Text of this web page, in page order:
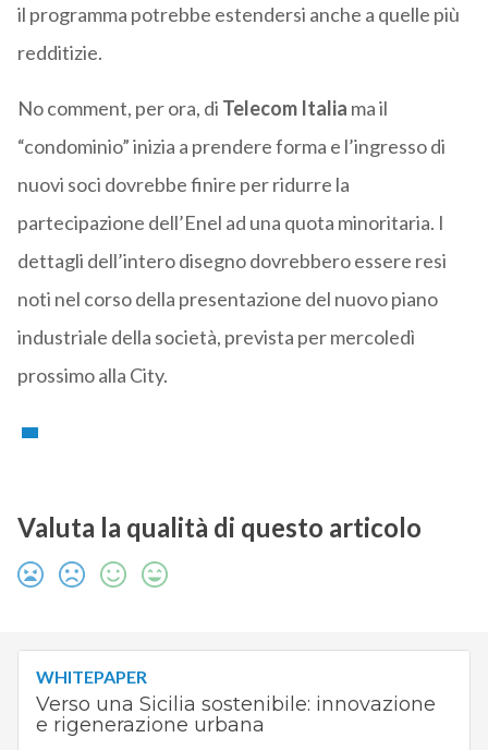
il programma potrebbe estendersi anche a quelle più
redditizie.
No comment, per ora, di Telecom Italia ma il
“condominio” inizia a prendere forma e l’ingresso di
nuovi soci dovrebbe finire per ridurre la
partecipazione dell’Enel ad una quota minoritaria. I
dettagli dell’intero disegno dovrebbero essere resi
noti nel corso della presentazione del nuovo piano
industriale della società, prevista per mercoledì
prossimo alla City.
Valuta la qualità di questo articolo
WHITEPAPER
Verso una Sicilia sostenibile: innovazione
e rigenerazione urbana